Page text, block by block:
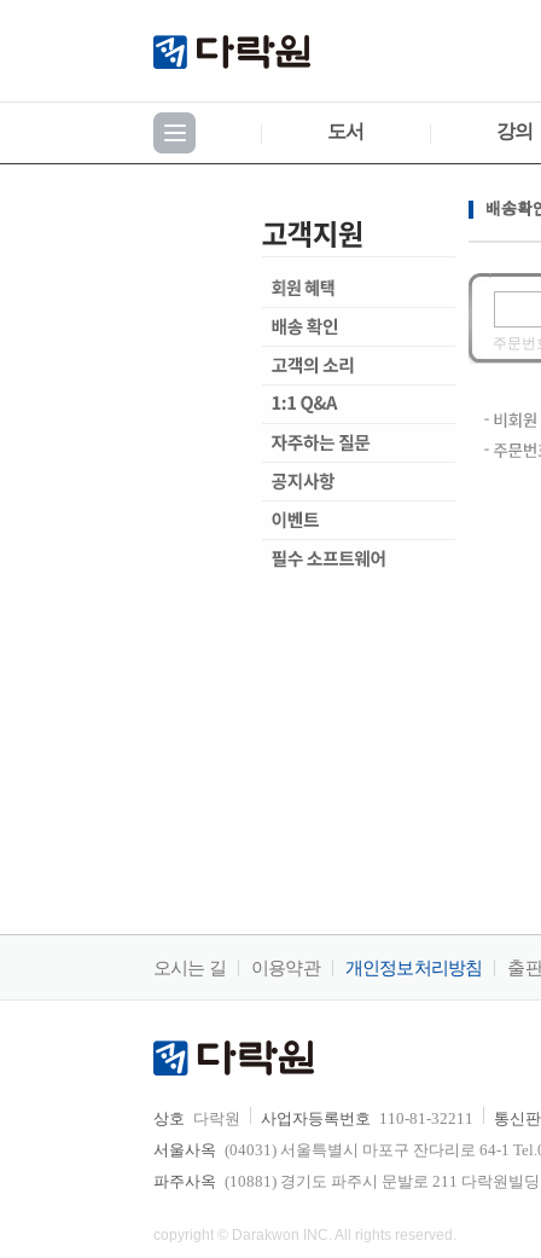
도서 강의
배송확인
주문번
오시는 길 이용약관 개인정보처리방침 출
상호 다락원 사업자등록번호 110-81-32211
통신
서울사옥 (04031) 서울특별시 마포구 잔다리로 64-1
파주사옥 (10881) 경기도 파주시 문발로 211 다락원빌
copyright © Darakwon INC. All rights reserved.